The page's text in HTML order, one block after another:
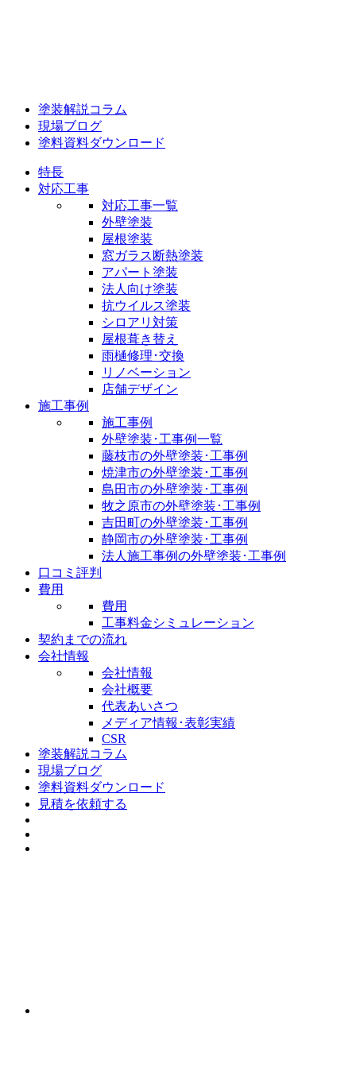
塗装解説コラム
現場ブログ
塗料資料ダウンロード
特長
対応工事
対応工事一覧
外壁塗装
屋根塗装
窓ガラス断熱塗装
アパート塗装
法人向け塗装
抗ウイルス塗装
シロアリ対策
屋根葺き替え
雨樋修理･交換
リノベーション
店舗デザイン
施工事例
施工事例
外壁塗装･工事例一覧
藤枝市の外壁塗装･工事例
焼津市の外壁塗装･工事例
島田市の外壁塗装･工事例
牧之原市の外壁塗装･工事例
吉田町の外壁塗装･工事例
静岡市の外壁塗装･工事例
法人施工事例の外壁塗装･工事例
口コミ評判
費用
費用
工事料金シミュレーション
契約までの流れ
会社情報
会社情報
会社概要
代表あいさつ
メディア情報･表彰実績
CSR
塗装解説コラム
現場ブログ
塗料資料ダウンロード
見積を依頼する